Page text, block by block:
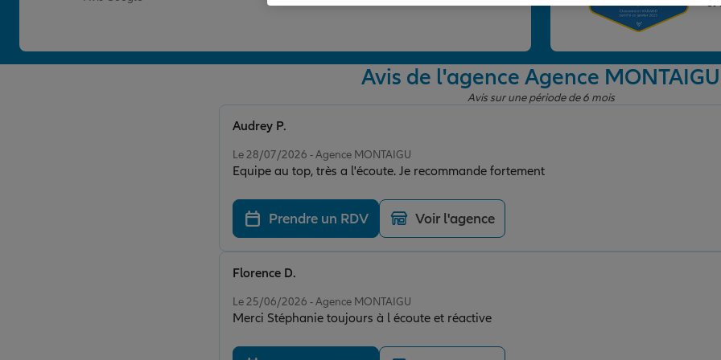
Avis de l'agence Agence MONTAIGU
Avis sur une période de 6 mois
Le 28/07/2026 - Agence MONTAIGU
Equipe au top, très a l'écoute. Je recommande fortement
Audrey P.
Prendre un RDV Voir l'agence
Le 25/06/2026 - Agence MONTAIGU
Merci Stéphanie toujours à l écoute et réactive
Florence D.